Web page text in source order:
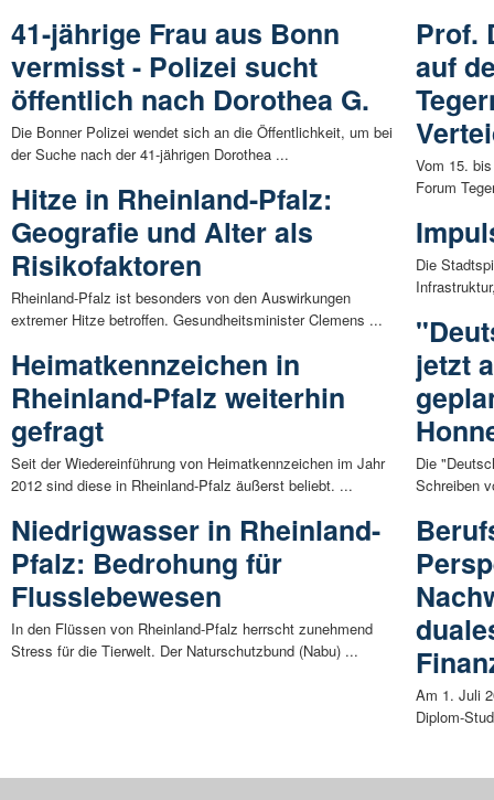
41-jährige Frau aus Bonn
vermisst - Polizei sucht
öffentlich nach Dorothea G.
Die Bonner Polizei wendet sich an die Öffentlichkeit, um bei
der Suche nach der 41-jährigen Dorothea ...
Hitze in Rheinland-Pfalz:
Geografie und Alter als
Risikofaktoren
Rheinland-Pfalz ist besonders von den Auswirkungen
extremer Hitze betroffen. Gesundheitsminister Clemens ...
Heimatkennzeichen in
Rheinland-Pfalz weiterhin
gefragt
Seit der Wiedereinführung von Heimatkennzeichen im Jahr
2012 sind diese in Rheinland-Pfalz äußerst beliebt. ...
Niedrigwasser in Rheinland-
Pfalz: Bedrohung für
Flusslebewesen
In den Flüssen von Rheinland-Pfalz herrscht zunehmend
Stress für die Tierwelt. Der Naturschutzbund (Nabu) ...
Prof.
auf
Vom 15.
Forum
Die
jetzt
Die
Schreiben
Am 1. Juli
Diplom-